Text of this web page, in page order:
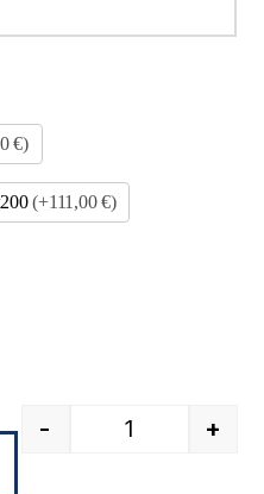
€)
(+111,00 €)
- +